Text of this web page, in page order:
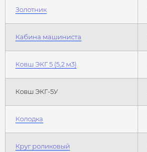
Золотник
Кабина машиниста
Ковш ЭКГ 5 (5,2 м3)
Ковш ЭКГ-5У
Колодка
Круг роликовый